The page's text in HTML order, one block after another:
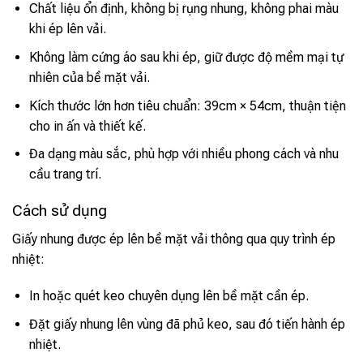
Chất liệu ổn định, không bị rụng nhung, không phai màu
khi ép lên vải.
Không làm cứng áo sau khi ép, giữ được độ mềm mại tự
nhiên của bề mặt vải.
Kích thước lớn hơn tiêu chuẩn: 39cm × 54cm, thuận tiện
cho in ấn và thiết kế.
Đa dạng màu sắc, phù hợp với nhiều phong cách và nhu
cầu trang trí.
Cách sử dụng
Giấy nhung được ép lên bề mặt vải thông qua quy trình ép
nhiệt:
In hoặc quét keo chuyên dụng lên bề mặt cần ép.
Đặt giấy nhung lên vùng đã phủ keo, sau đó tiến hành ép
nhiệt.